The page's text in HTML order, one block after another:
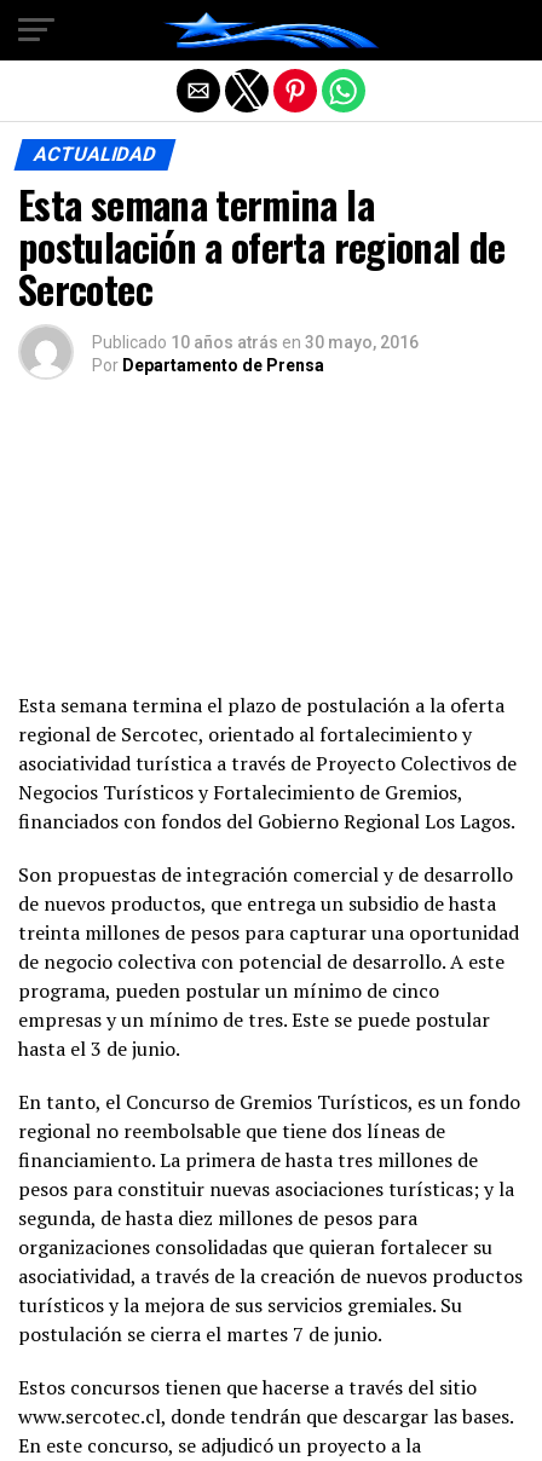
ACTUALIDAD
Esta semana termina la
postulación a oferta regional de
Sercotec
Publicado 10 años atrás en 30 mayo, 2016
Por Departamento de Prensa
Esta semana termina el plazo de postulación a la oferta
regional de Sercotec, orientado al fortalecimiento y
asociatividad turística a través de Proyecto Colectivos de
Negocios Turísticos y Fortalecimiento de Gremios,
financiados con fondos del Gobierno Regional Los Lagos.
Son propuestas de integración comercial y de desarrollo
de nuevos productos, que entrega un subsidio de hasta
treinta millones de pesos para capturar una oportunidad
de negocio colectiva con potencial de desarrollo. A este
programa, pueden postular un mínimo de cinco
empresas y un mínimo de tres. Este se puede postular
hasta el 3 de junio.
En tanto, el Concurso de Gremios Turísticos, es un fondo
regional no reembolsable que tiene dos líneas de
financiamiento. La primera de hasta tres millones de
pesos para constituir nuevas asociaciones turísticas; y la
segunda, de hasta diez millones de pesos para
organizaciones consolidadas que quieran fortalecer su
asociatividad, a través de la creación de nuevos productos
turísticos y la mejora de sus servicios gremiales. Su
postulación se cierra el martes 7 de junio.
Estos concursos tienen que hacerse a través del sitio
www.sercotec.cl, donde tendrán que descargar las bases.
En este concurso, se adjudicó un proyecto a la
Salir de la versión móvil